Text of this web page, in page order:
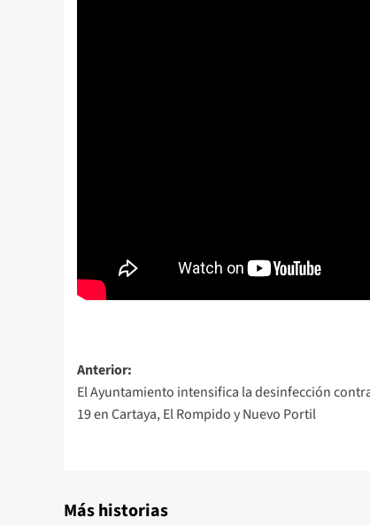
Anterior:
El Ayuntamiento intensifica la desinfección
19 en Cartaya, El Rompido y Nuevo Portil
Más historias